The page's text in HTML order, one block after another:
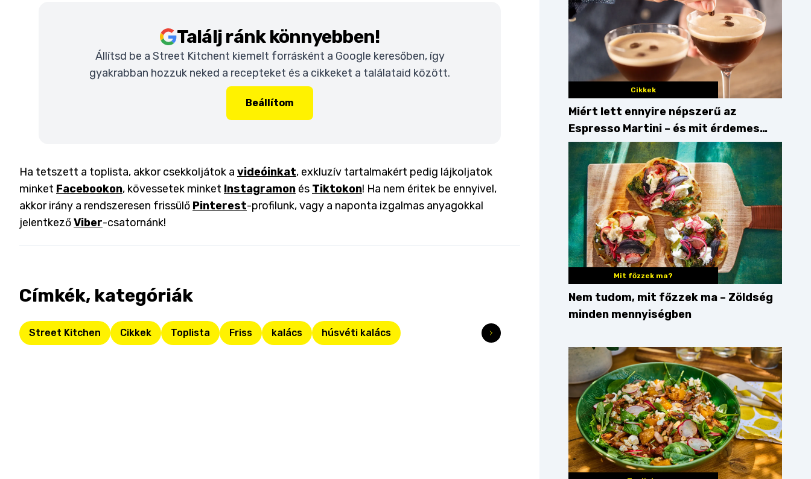
Találj ránk könnyebben!
Állítsd be a Street Kitchent kiemelt forrásként a Google keresőben, így
gyakrabban hozzuk neked a recepteket és a cikkeket a találataid között.
Beállítom
Ha tetszett a toplista, akkor csekkoljátok a videóinkat, exkluzív tartalmakért pedig lájkoljatok
minket Facebookon, kövessetek minket Instagramon és Tiktokon! Ha nem éritek be ennyivel,
akkor irány a rendszeresen frissülő Pinterest-profilunk, vagy a naponta izgalmas anyagokkal
jelentkezőViber-csatornánk!
Címkék, kategóriák
Street Kitchen Cikkek Toplista Friss kalács húsvéti kalács
Cikkek
Miért lett ennyire népszerű az
Espresso Martini – és mit érdemes
enni mellé?
Mit főzzek ma?
Nem tudom, mit főzzek ma – Zöldség
minden mennyiségben